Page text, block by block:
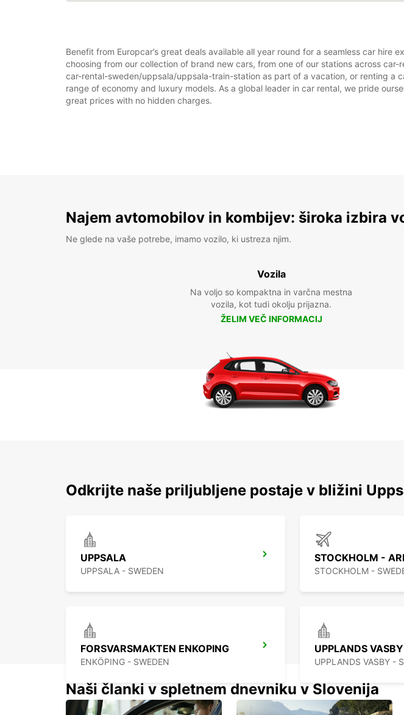
Benefit from Europcar’s great deals available all year round for a seamless car
choosing from our collection of brand new cars, from one of our stations across
car-rental-sweden/uppsala/uppsala-train-station as part of a vacation, or renting a
range of economy and luxury models. As a global leader in car rental, we pride
great prices with no hidden charges.
Najem avtomobilov in kombijev: široka izbira
Ne glede na vaše potrebe, imamo vozilo, ki ustreza njim.
Vozila
Na voljo so kompaktna in varčna mestna
vozila, kot tudi okolju prijazna.
ŽELIM VEČ INFORMACIJ
Odkrijte naše priljubljene postaje v bližini
UPPSALA
UPPSALA - SWEDEN STOCKHOLM -
FORSVARSMAKTEN ENKOPING
ENKÖPING - SWEDEN
UPPLANDS VASBY
UPPLANDS VASBY -
Naši članki v spletnem dnevniku v Slovenija